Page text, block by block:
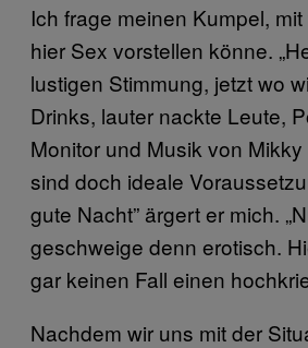
Ich frage meinen Kumpel,
hier Sex vorstellen könne.
lustigen Stimmung, jetzt wo
Drinks, lauter nackte Leute,
Monitor und Musik von
sind doch ideale
gute Nacht” ärgert er mich.
geschweige denn erotisch.
gar keinen Fall einen
Nachdem wir uns mit der